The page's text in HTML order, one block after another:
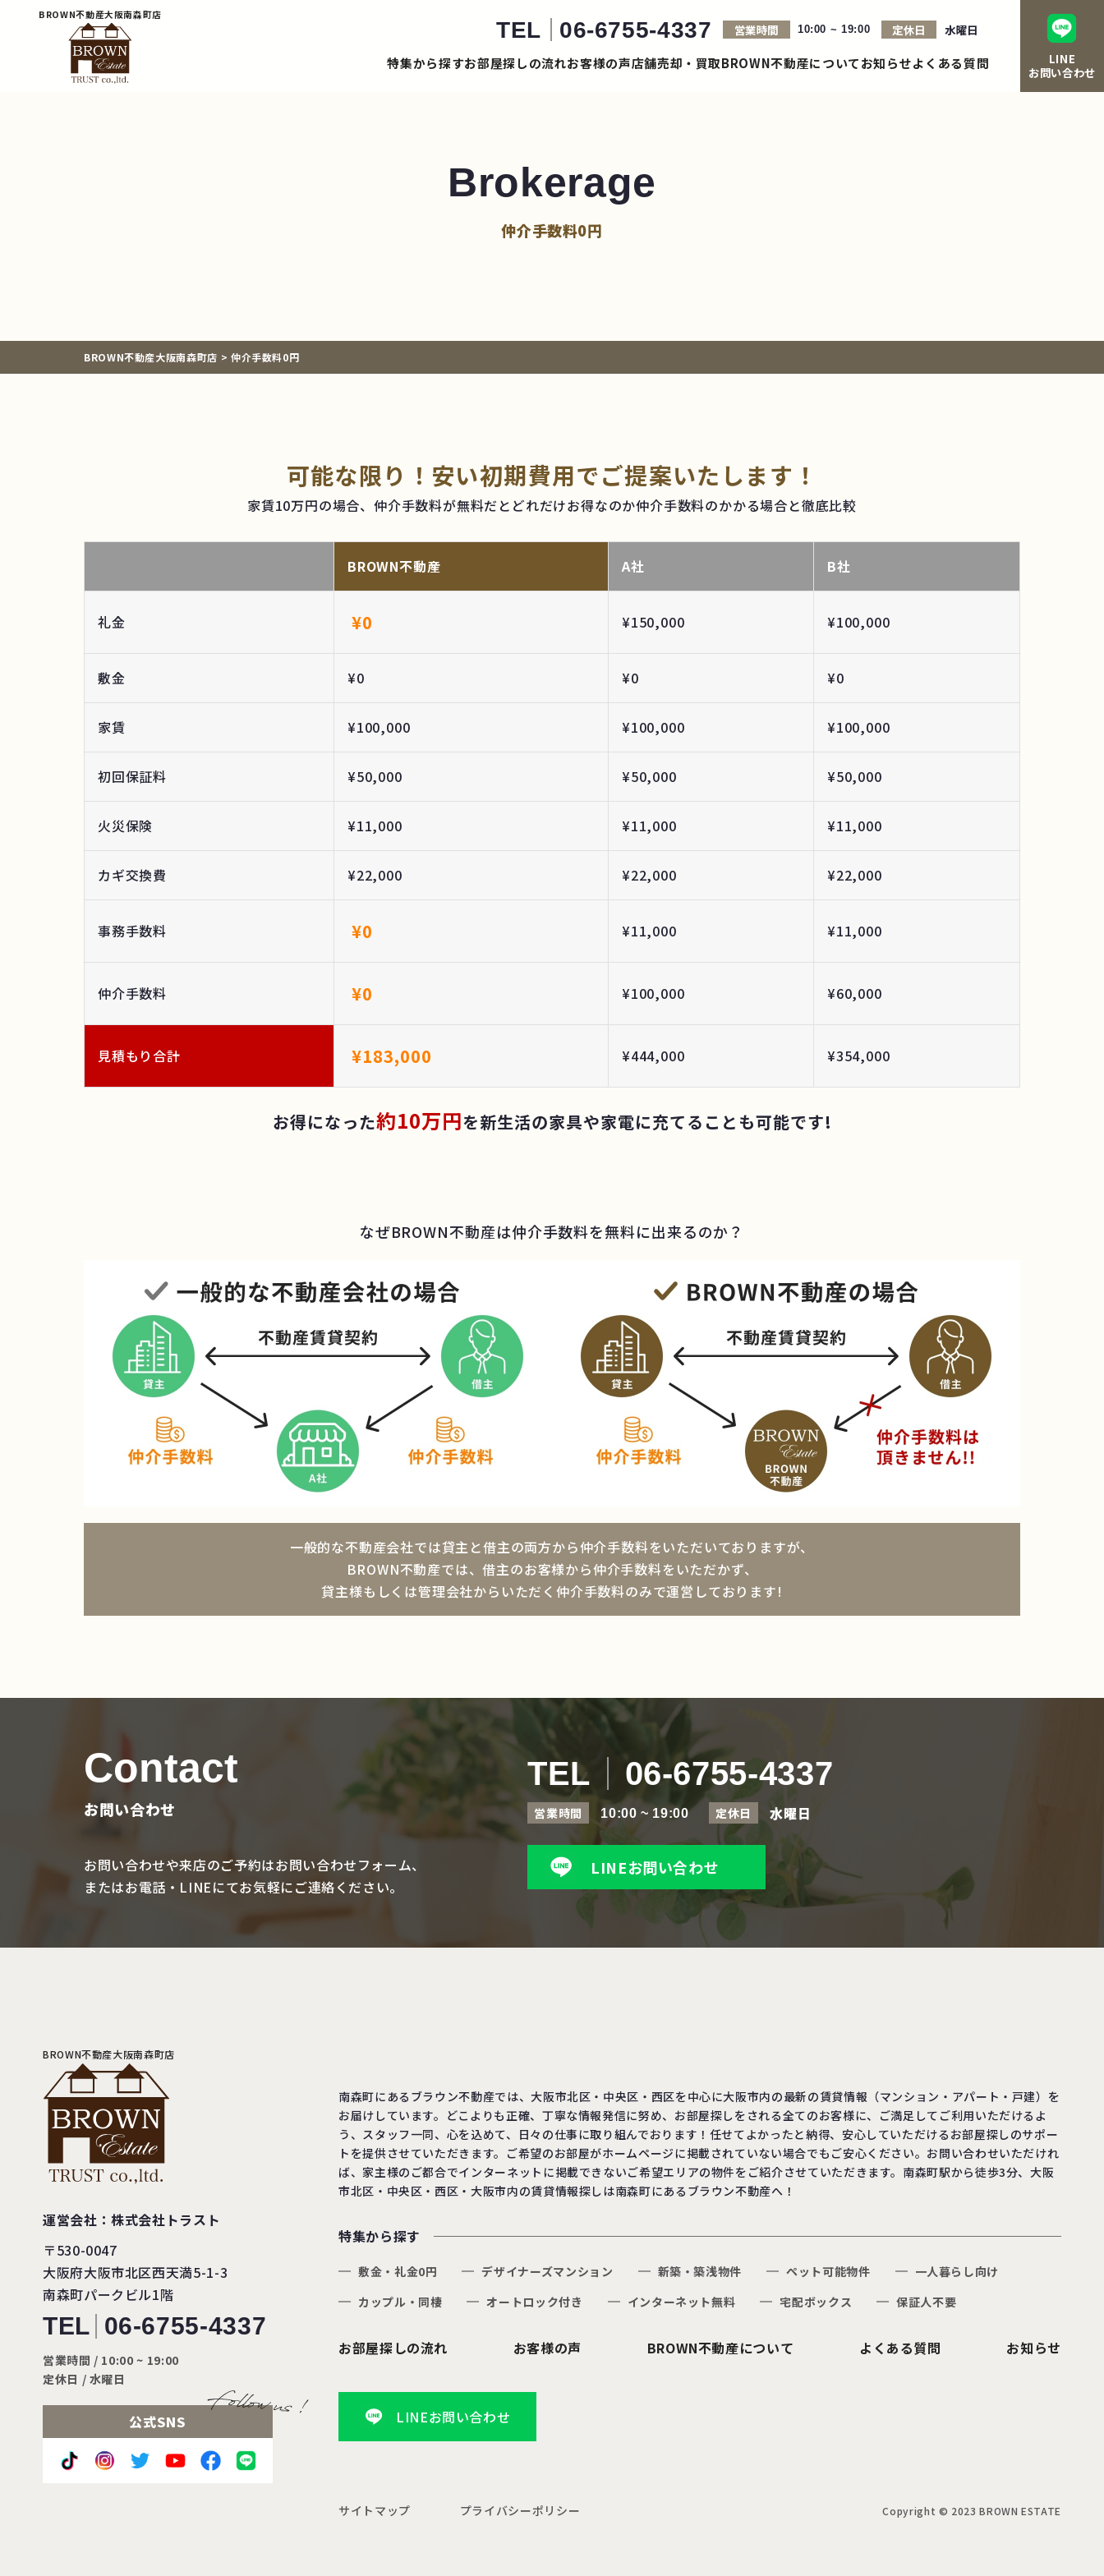
BROWN不動産大阪南森町店
TEL 06-6755-4337 営業時間 10:00 ~ 19:00 定休日 水曜日
特集から探すお部屋探しの流れお客様の声店舗売却・買取BROWN不動産についてお知らせよくある質問
LINE
お問い合わせ
Brokerage
仲介手数料0円
BROWN不動産大阪南森町店 > 仲介手数料0円
可能な限り！ 安い初期費用でご提案いたします！
家賃10万円の場合、仲介手数料が無料だとどれだけお得なのか仲介手数料のかかる場合と徹底比較
BROWN不動産 A社 B社
礼金 ¥0 ¥150,000 ¥100,000
敷金 ¥0 ¥0 ¥0
家賃 ¥100,000 ¥100,000 ¥100,000
初回保証料 ¥50,000 ¥50,000 ¥50,000
火災保険 ¥11,000 ¥11,000 ¥11,000
カギ交換費 ¥22,000 ¥22,000 ¥22,000
事務手数料 ¥0 ¥11,000 ¥11,000
仲介手数料 ¥0 ¥100,000 ¥60,000
見積もり合計 ¥183,000 ¥444,000 ¥354,000
お得になった約10万円を新生活の家具や家電に充てることも可能です!
なぜBROWN不動産は仲介手数料を無料に出来るのか？
一般的な不動産会社では貸主と借主の両方から仲介手数料をいただいておりますが、
BROWN不動産では、借主のお客様から仲介手数料をいただかず、
貸主様もしくは管理会社からいただく仲介手数料のみで運営しております!
Contact
お問い合わせ
お問い合わせや来店のご予約はお問い合わせフォーム、
またはお電話・LINEにてお気軽にご連絡ください。
TEL 06-6755-4337
営業時間 10:00 ~ 19:00 定休日 水曜日
LINEお問い合わせ
BROWN不動産大阪南森町店
運営会社：株式会社トラスト
〒530-0047
大阪府大阪市北区西天満5-1-3
南森町パークビル1階
TEL 06-6755-4337
営業時間 / 10:00 ~ 19:00
定休日 / 水曜日
公式SNS
南森町にあるブラウン不動産では、大阪市北区・中央区・西区を中心に大阪市内の最新の賃貸情報（マンション・アパート・戸建）を
お届けしています。どこよりも正確、丁寧な情報発信に努め、お部屋探しをされる全てのお客様に、ご満足してご利用いただけるよ
う、スタッフ一同、心を込めて、日々の仕事に取り組んでおります！任せてよかったと納得、安心していただけるお部屋探しのサポー
トを提供させていただきます。ご希望のお部屋がホームページに掲載されていない場合でもご安心ください。お問い合わせいただけれ
ば、家主様のご都合でインターネットに掲載できないご希望エリアの物件をご紹介させていただきます。南森町駅から徒歩3分、大阪
市北区・中央区・西区・大阪市内の賃貸情報探しは南森町にあるブラウン不動産へ！
特集から探す
敷金・礼金0円 デザイナーズマンション 新築・築浅物件 ペット可能物件
一人暮らし向け
カップル・同棲
オートロック付き インターネット無料 宅配ボックス 保証人不要
お部屋探しの流れ お客様の声 BROWN不動産について よくある質問 お知らせ
LINEお問い合わせ
サイトマップ プライバシーポリシー Copyright © 2023 BROWN ESTATE